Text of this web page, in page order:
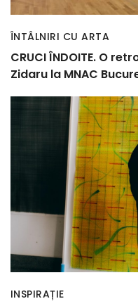
ÎNTÂLNIRI CU ARTA
CRUCI ÎNDOITE. O
Zidaru la MNAC
INSPIRAȚIE